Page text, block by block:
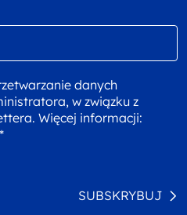
danych
w związku z
Więcej informacji:
SUBSKRYBUJ